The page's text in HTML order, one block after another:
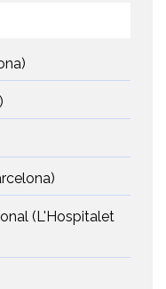
(L'Hospitalet